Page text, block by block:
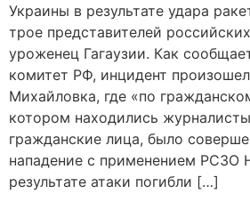
Украины в результате удара
трое представителей
уроженец Гагаузии. Как
комитет РФ, инцидент
Михайловка, где «по
котором находились
гражданские лица, было
нападение с применением РСЗО
результате атаки погибли […]